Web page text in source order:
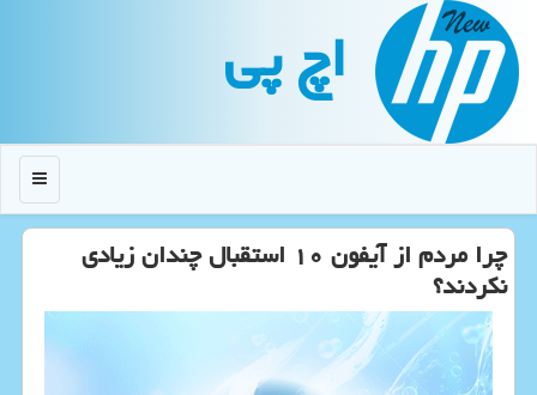
اچ پی
منو
چرا مردم از آیفون ۱۰ استقبال چندان زیادی
نكردند؟